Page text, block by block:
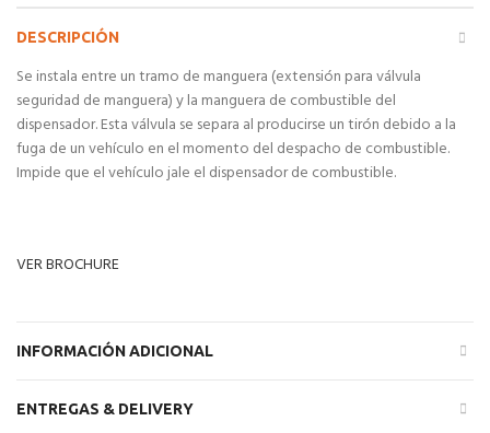
DESCRIPCIÓN
Se instala entre un tramo de manguera (extensión para válvula
seguridad de manguera) y la manguera de combustible del
dispensador. Esta válvula se separa al producirse un tirón debido a la
fuga de un vehículo en el momento del despacho de combustible.
Impide que el vehículo jale el dispensador de combustible.
VER BROCHURE
INFORMACIÓN ADICIONAL
ENTREGAS & DELIVERY